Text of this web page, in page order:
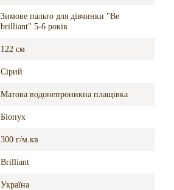
Зимове пальто для дівчинки "Be
brilliant" 5-6 років
122 см
Сірий
Матова водонепроникна плащівка
Біопух
300 г/м.кв
Brilliant
Україна